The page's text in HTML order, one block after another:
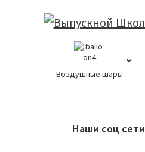
Воздушные шары
сайдбар
Наши соц сети